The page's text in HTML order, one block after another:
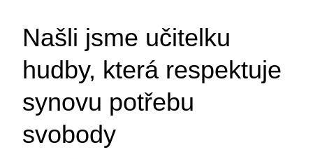
Našli jsme učitelku
hudby, která respektuje
synovu potřebu
svobody